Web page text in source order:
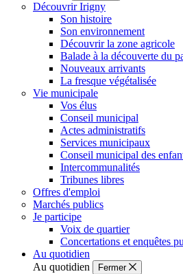
Découvrir Irigny
Son histoire
Son environnement
Découvrir la zone agricole
Balade à la découverte du
Nouveaux arrivants
La fresque végétalisée
Vie municipale
Vos élus
Conseil municipal
Actes administratifs
Services municipaux
Conseil municipal des
Intercommunalités
Tribunes libres
Offres d'emploi
Marchés publics
Je participe
Voix de quartier
Concertations et enquêtes
Au quotidien
Au quotidien
Fermer